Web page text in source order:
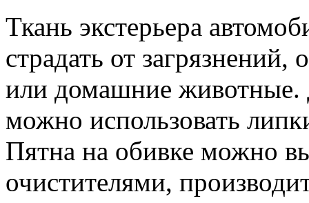
Ткань экстерьера
страдать от загрязнений,
или домашние животные.
можно использовать
Пятна на обивке можно
очистителями,